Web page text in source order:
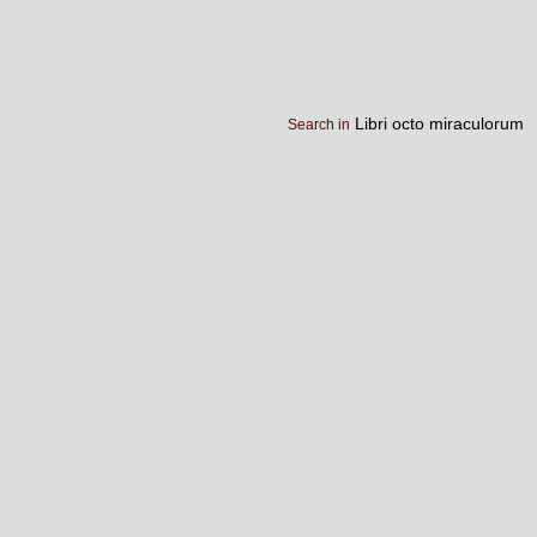
Search in Libri octo miraculorum